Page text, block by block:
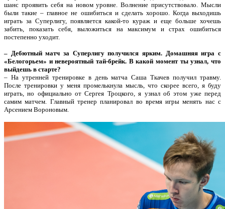
шанс проявить себя на новом уровне. Волнение присутствовало. Мысли
были такие – главное не ошибиться и сделать хорошо. Когда выходишь
играть за Суперлигу, появляется какой-то кураж и еще больше хочешь
забить, показать себя, выложиться на максимум и страх ошибиться
постепенно уходит.
– Дебютный матч за Суперлигу получился ярким. Домашняя игра с
«Белогорьем» и невероятный тай-брейк. В какой момент ты узнал, что
выйдешь в старте?
– На утренней тренировке в день матча Саша Ткачев получил травму.
После тренировки у меня промелькнула мысль, что скорее всего, я буду
играть, но официально от Сергея Троцкого, я узнал об этом уже перед
самим матчем. Главный тренер планировал во время игры менять нас с
Арсением Вороновым.